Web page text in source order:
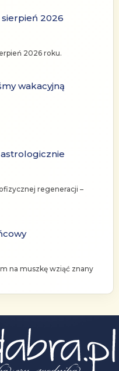
2026
2026 roku.
wakacyjną
regeneracji –
na muszkę wziąć znany